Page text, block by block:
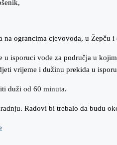
na ograncima cjevovoda, u Žepču
isporuci vode za područja u
vrijeme i dužinu prekida u
duži od 60 minuta.
Radovi bi trebalo da budu